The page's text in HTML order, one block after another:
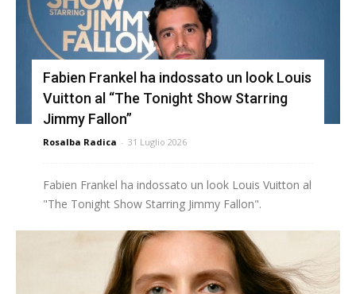
Fabien Frankel ha indossato un look Louis
Vuitton al “The Tonight Show Starring
Jimmy Fallon”
Rosalba Radica - 31 Luglio 2026
Fabien Frankel ha indossato un look Louis Vuitton al
"The Tonight Show Starring Jimmy Fallon".